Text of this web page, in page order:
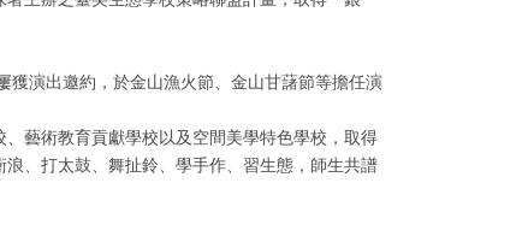
獲演出邀約，於金山漁火節、金山甘藷節等擔任演
藝術教育貢獻學校以及空間美學特色學校，取得
、打太鼓、舞扯鈴、學手作、習生態，師生共譜